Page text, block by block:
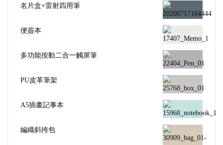
名片盒+雷射四用筆
便簽本
多功能按動二合一觸屏筆
PU皮革筆架
A5插畫記事本
編織斜挎包